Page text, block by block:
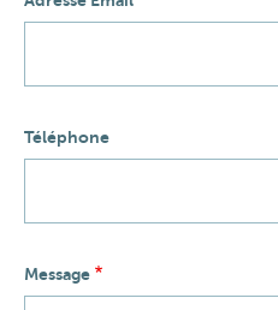
Téléphone
Message